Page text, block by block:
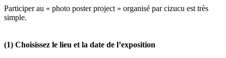
Participer au « photo poster project » organisé par cizucu est très
simple.
(1) Choisissez le lieu et la date de l’exposition